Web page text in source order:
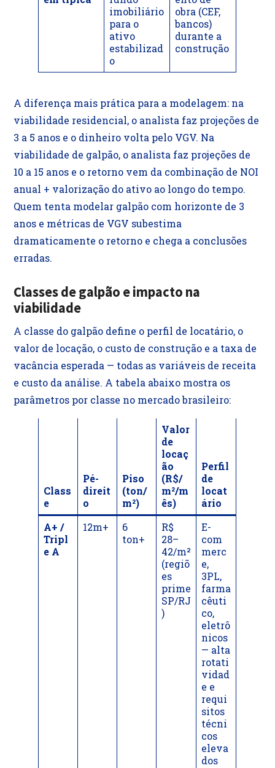
imobiliário
para o
ativo
estabilizad
o
obra (CEF,
bancos)
durante a
construção
A diferença mais prática para a modelagem: na
viabilidade residencial, o analista faz projeções de
3 a 5 anos e o dinheiro volta pelo VGV. Na
viabilidade de galpão, o analista faz projeções de
10 a 15 anos e o retorno vem da combinação de NOI
anual + valorização do ativo ao longo do tempo.
Quem tenta modelar galpão com horizonte de 3
anos e métricas de VGV subestima
dramaticamente o retorno e chega a conclusões
erradas.
Classes de galpão e impacto na
viabilidade
A classe do galpão define o perfil de locatário, o
valor de locação, o custo de construção e a taxa de
vacância esperada — todas as variáveis de receita
e custo da análise. A tabela abaixo mostra os
parâmetros por classe no mercado brasileiro:
Class
e
Pé-
direit
o
Piso
(ton/
m²)
Valor
de
locaç
ão
(R$/
m²/m
ês)
Perfil
de
locat
ário
A+ /
Tripl
e A
12m+
6
ton+
R$
28–
42/m²
(regiõ
es
prime
SP/RJ
)
E-
com
merc
e,
3PL,
farma
cêuti
co,
eletrô
nicos
— alta
rotati
vidad
e e
requi
sitos
técni
cos
eleva
dos